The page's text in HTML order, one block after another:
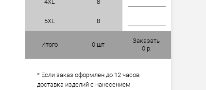
4XL 8
5XL 8
Итого 0 шт
Заказать
0 р.
* Если заказ оформлен до 12 часов
доставка изделий с нанесением